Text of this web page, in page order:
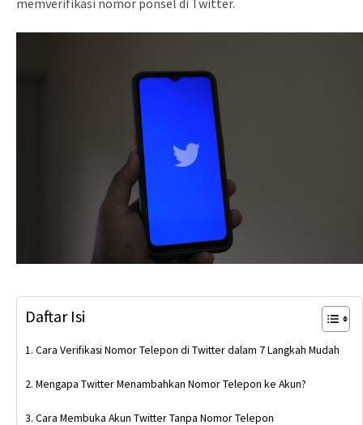
memverifikasi nomor ponsel di Twitter.
Daftar Isi
Cara Verifikasi Nomor Telepon di Twitter dalam 7 Langkah Mudah
Mengapa Twitter Menambahkan Nomor Telepon ke Akun?
Cara Membuka Akun Twitter Tanpa Nomor Telepon